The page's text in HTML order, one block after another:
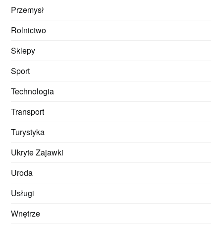
Przemysł
Rolnictwo
Sklepy
Sport
Technologia
Transport
Turystyka
Ukryte Zajawki
Uroda
Usługi
Wnętrze